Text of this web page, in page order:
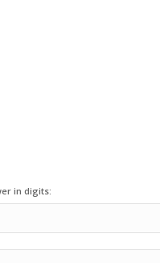
in digits: